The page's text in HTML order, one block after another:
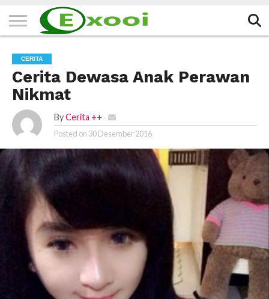
CERITA
Cerita Dewasa Anak Perawan
Nikmat
By Cerita ++
Posted on 30 Desember 2016